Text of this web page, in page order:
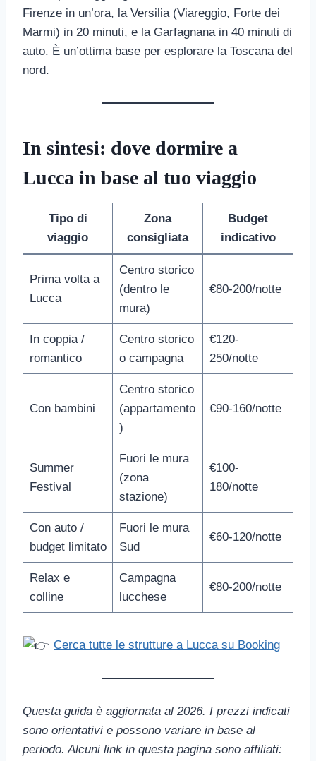
Firenze in un’ora, la Versilia (Viareggio, Forte dei
Marmi) in 20 minuti, e la Garfagnana in 40 minuti di
auto. È un’ottima base per esplorare la Toscana del
nord.
In sintesi: dove dormire a
Lucca in base al tuo viaggio
Tipo di
viaggio
Zona
consigliata
Budget
indicativo
Prima volta a
Lucca
Centro storico
(dentro le
mura)
€80-200/notte
In coppia /
romantico
Centro storico
o campagna
€120-
250/notte
Con bambini
Centro storico
(appartamento
)
€90-160/notte
Summer
Festival
Fuori le mura
(zona
stazione)
€100-
180/notte
Con auto /
budget limitato
Fuori le mura
Sud
€60-120/notte
Relax e
colline
Campagna
lucchese
€80-200/notte
Cerca tutte le strutture a Lucca su Booking
Questa guida è aggiornata al 2026. I prezzi indicati
sono orientativi e possono variare in base al
periodo. Alcuni link in questa pagina sono affiliati: